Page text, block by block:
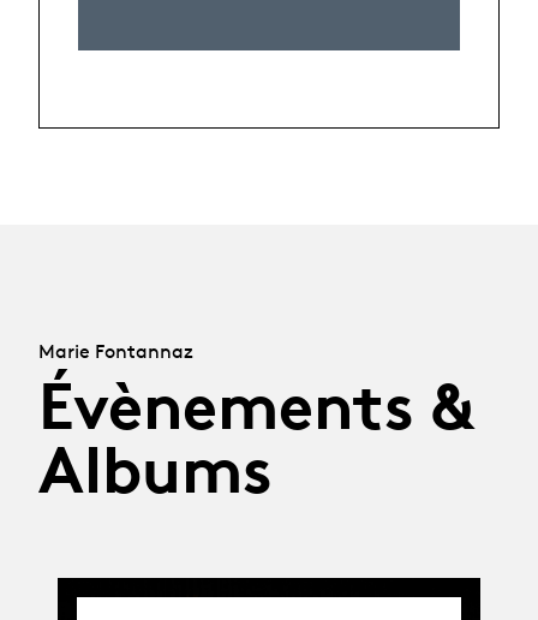
Marie Fontannaz
Évènements &
Albums